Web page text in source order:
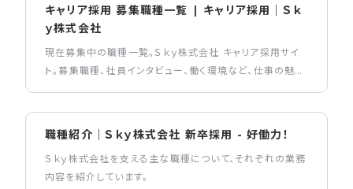
キャリア採用 募集職種一覧 | キャリア採用｜Ｓｋ
ｙ株式会社
現在募集中の職種一覧。Ｓｋｙ株式会社 キャリア採用サイ
ト。募集職種、社員インタビュー、働く環境など、仕事の魅力
職種紹介｜Ｓｋｙ株式会社 新卒採用 - 好働力！
Ｓｋｙ株式会社を支える主な職種について、それぞれの業務
内容を紹介しています。